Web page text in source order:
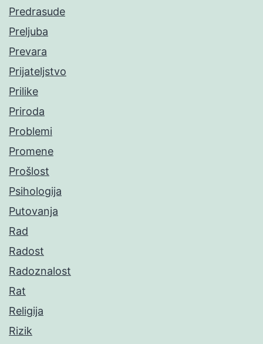
Predrasude
Preljuba
Prevara
Prijateljstvo
Prilike
Priroda
Problemi
Promene
Prošlost
Psihologija
Putovanja
Rad
Radost
Radoznalost
Rat
Religija
Rizik